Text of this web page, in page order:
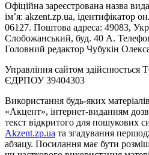
Офіційна зареєстрована назва
ім’я: akzent.zp.ua, ідентифікатор
06127. Поштова адреса: 49083,
Слобожанський, буд. 40 А.
Головний редактор Чубукін
Управління сайтом
ЄДРПОУ 39404303
Використання будь-яких
«Акцент», інтернет-виданням
текст відкритого для пошукових
Akzent.zp.ua та згадування
абзацу. Посилання має бути